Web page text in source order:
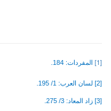
[1] المفردات: 184.
[2] لسان العرب: 1/ 195.
[3] زاد المعاد: 3/ 275.